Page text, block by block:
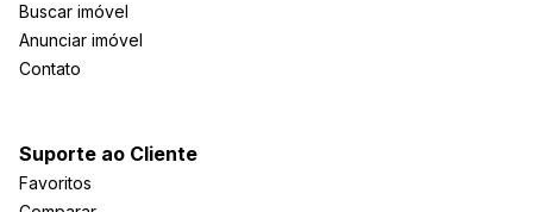
Buscar imóvel
Anunciar imóvel
Contato
Suporte ao Cliente
Favoritos